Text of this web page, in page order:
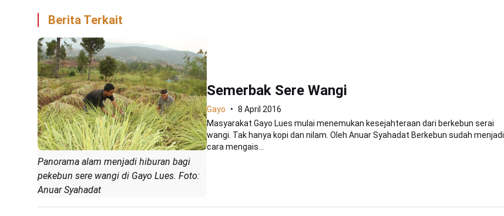
Berita Terkait
Panorama alam menjadi hiburan bagi
pekebun sere wangi di Gayo Lues. Foto:
Anuar Syahadat
Semerbak Sere Wangi
Gayo
8 April 2016
Masyarakat Gayo Lues mulai menemukan kesejahteraan dari berkebun serai
wangi. Tak hanya kopi dan nilam. Oleh Anuar Syahadat Berkebun sudah menjadi
cara mengais...